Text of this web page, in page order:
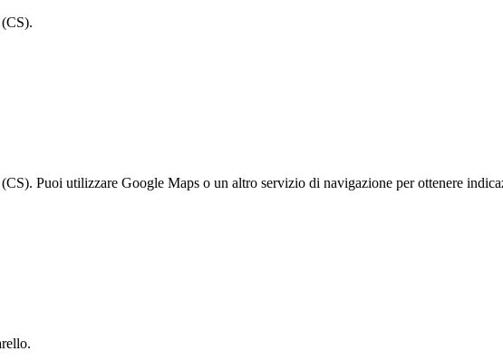
Puoi utilizzare Google Maps o un altro servizio di navigazione per ottenere